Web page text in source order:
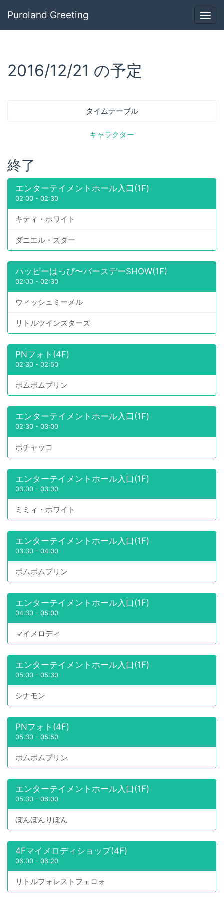
Puroland Greeting
2016/12/21 の予定
タイムテーブル
キャラクター
終了
エンターテイメントホール入口(1F)
02:00 - 02:30
キティ・ホワイト
ダニエル・スター
ハッピーはっぴ〜バースデーSHOW(1F)
02:00 - 02:30
ウィッシュミーメル
リトルツインスターズ
PNフォト(4F)
02:30 - 02:50
ポムポムプリン
エンターテイメントホール入口(1F)
02:30 - 03:00
ポチャッコ
エンターテイメントホール入口(1F)
03:00 - 03:30
ミミィ・ホワイト
エンターテイメントホール入口(1F)
03:30 - 04:00
ポムポムプリン
エンターテイメントホール入口(1F)
04:30 - 05:00
マイメロディ
エンターテイメントホール入口(1F)
05:00 - 05:30
シナモン
PNフォト(4F)
05:30 - 05:50
ポムポムプリン
エンターテイメントホール入口(1F)
05:30 - 06:00
ぼんぼんりぼん
4Fマイメロディショップ(4F)
06:00 - 06:20
リトルフォレストフェロォ